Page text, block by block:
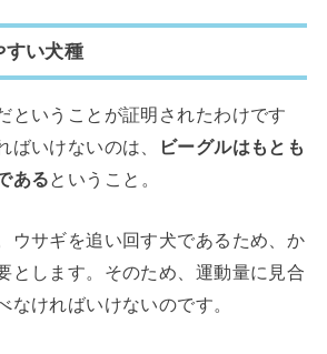
すい犬種
ということが証明されたわけです
ばいけないのは、
ビーグルはもとも
あるということ。
ウサギを追い回す犬であるため、か
とします。そのため、運動量に見合
なければいけないのです。